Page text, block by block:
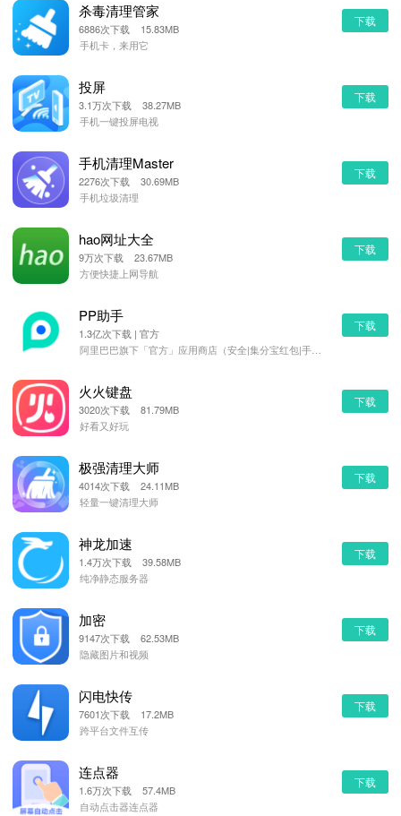
杀毒清理管家
6886次下载 15.83MB
手机卡，来用它
下载
投屏
3.1万次下载 38.27MB
手机一键投屏电视
下载
手机清理Master
2276次下载 30.69MB
手机垃圾清理
下载
hao网址大全
9万次下载 23.67MB
方便快捷上网导航
下载
PP助手
1.3亿次下载 | 官方
下载
火火键盘
3020次下载 81.79MB
好看又好玩
下载
极强清理大师
4014次下载 24.11MB
轻量一键清理大师
下载
神龙加速
1.4万次下载 39.58MB
纯净静态服务器
下载
加密
9147次下载 62.53MB
隐藏图片和视频
下载
闪电快传
7601次下载 17.2MB
跨平台文件互传
下载
连点器
1.6万次下载 57.4MB
自动点击器连点器
下载